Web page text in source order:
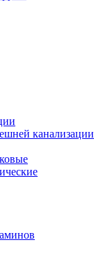
канализации